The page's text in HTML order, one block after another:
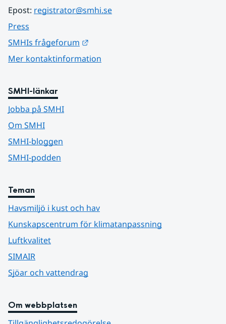
Epost: registrator@smhi.se
Press
SMHIs frågeforum
Mer kontaktinformation
SMHI-länkar
Jobba på SMHI
Om SMHI
SMHI-bloggen
SMHI-podden
Teman
Havsmiljö i kust och hav
Kunskapscentrum för klimatanpassning
Luftkvalitet
SIMAIR
Sjöar och vattendrag
Om webbplatsen